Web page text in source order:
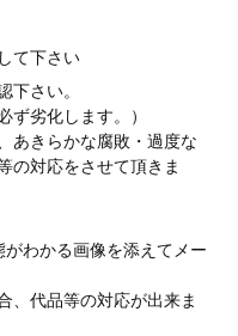
て下さい
下さい。
ず劣化します。）
あきらかな腐敗・過度な
の対応をさせて頂きま
わかる画像を添えてメー
、代品等の対応が出来ま